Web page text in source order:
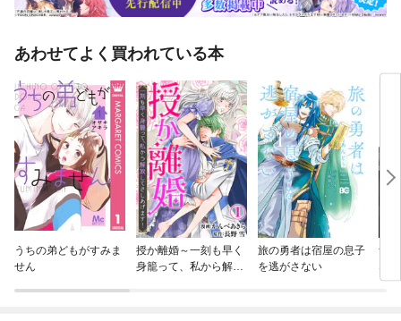
あわせてよく買われている本
うちの弟どもがすみま
せん
授か離婚～一刻も早く
身籠って、私から解放
旅の勇者は宿屋の息子
を逃がさない
無
な
供